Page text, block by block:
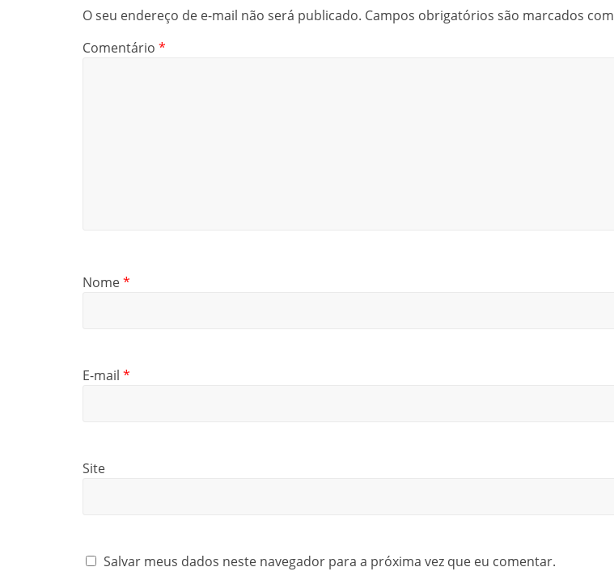
O seu endereço de e-mail não será publicado. Campos obrigatórios são marcados com
Comentário *
Nome*
E-mail *
Site
Salvar meus dados neste navegador para a próxima vez que eu comentar.